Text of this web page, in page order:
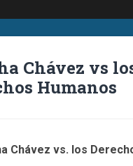
Chávez vs
Humanos
Chávez vs. los